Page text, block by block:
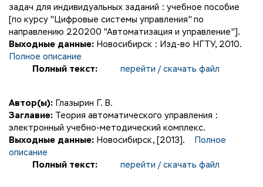
задач для индивидуальных заданий : учебное пособие
[по курсу "Цифровые системы управления" по
направлению 220200 "Автоматизация и управление"].
Выходные данные: Новосибирск : Изд-во НГТУ, 2010.
Полное описание
Полный текст:
перейти / скачать файл
Автор(ы): Глазырин Г. В.
Заглавие: Теория автоматического управления :
электронный учебно-методический комплекс.
Выходные данные: Новосибирск, [2013].
Полное
описание
Полный текст:
перейти / скачать файл